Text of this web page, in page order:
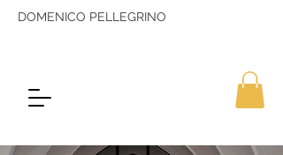
DOMENICO PELLEGRINO